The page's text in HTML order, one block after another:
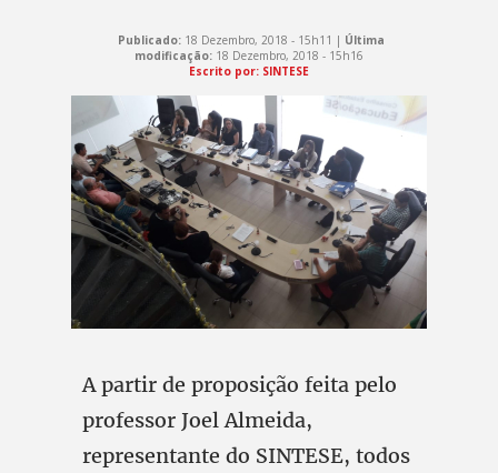
Publicado:18 Dezembro, 2018 - 15h11 | Última
modificação: 18 Dezembro, 2018 - 15h16
Escrito por: SINTESE
A partir de proposição feita pelo
professor Joel Almeida,
representante do SINTESE, todos